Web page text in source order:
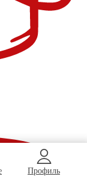
Профиль